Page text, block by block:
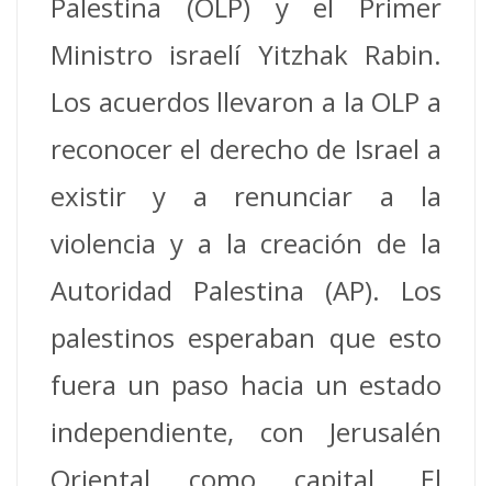
Ministro israelí Yitzhak Rabin.
Los acuerdos llevaron a la OLP a
reconocer el derecho de Israel a
existir y a renunciar a la
violencia y a la creación de la
Autoridad Palestina (AP). Los
palestinos esperaban que esto
fuera un paso hacia un estado
independiente, con Jerusalén
Oriental como capital. El